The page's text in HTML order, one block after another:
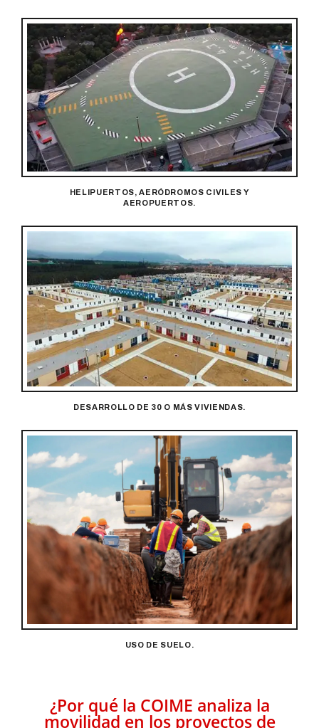
HELIPUERTOS, AERÓDROMOS CIVILES Y
AEROPUERTOS.
DESARROLLO DE 30 O MÁS VIVIENDAS.
USO DE SUELO.
¿Por qué la COIME analiza la
movilidad en los proyectos de